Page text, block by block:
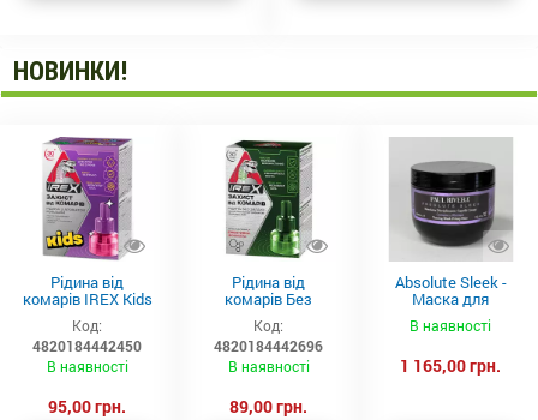
НОВИНКИ!
Рідина від
комарів IREX Kids
д/дітей (30 ночей),
20мл
Код:
4820184442450
В наявності
95,00 грн.
Рідина від
комарів Без
запаху IREX (30
ночей), 20мл
Код:
4820184442696
В наявності
89,00 грн.
Absolute Sleek -
Маска для
неслухняного
волосся 300 мл
В наявності
1 165,00 грн.